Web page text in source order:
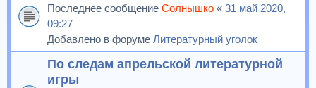
Последнее сообщение Солнышко « 31 май 2020,
09:27
Добавлено в форуме Литературный уголок
По следам апрельской литературной
игры